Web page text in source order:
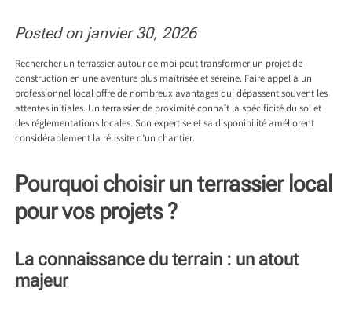
Posted on janvier 30, 2026
Rechercher un terrassier autour de moi peut transformer un projet de
construction en une aventure plus maîtrisée et sereine. Faire appel à un
professionnel local offre de nombreux avantages qui dépassent souvent les
attentes initiales. Un terrassier de proximité connaît la spécificité du sol et
des réglementations locales. Son expertise et sa disponibilité améliorent
considérablement la réussite d’un chantier.
Pourquoi choisir un terrassier local
pour vos projets ?
La connaissance du terrain : un atout
majeur